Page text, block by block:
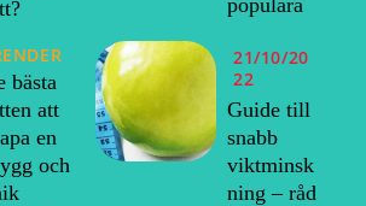
bästa
att
en
och
21/10/20
22
Guide till
snabb
viktminsk
ning – råd